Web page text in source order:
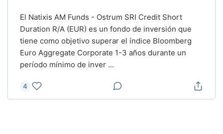
El Natixis AM Funds - Ostrum SRI Credit Short
Duration R/A (EUR) es un fondo de inversión que
tiene como objetivo superar el índice Bloomberg
Euro Aggregate Corporate 1-3 años durante un
período mínimo de inver ...
4